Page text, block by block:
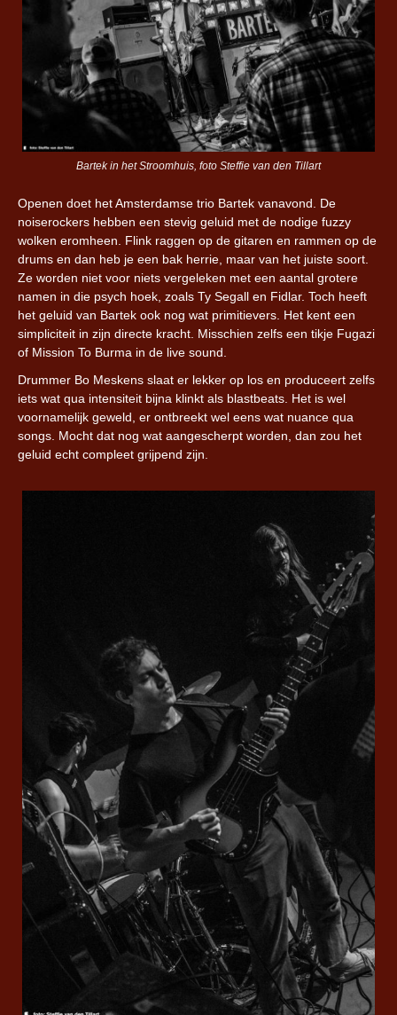
Bartek in het Stroomhuis, foto Steffie van den Tillart
Openen doet het Amsterdamse trio Bartek vanavond. De
noiserockers hebben een stevig geluid met de nodige fuzzy
wolken eromheen. Flink raggen op de gitaren en rammen op de
drums en dan heb je een bak herrie, maar van het juiste soort.
Ze worden niet voor niets vergeleken met een aantal grotere
namen in die psych hoek, zoals Ty Segall en Fidlar. Toch heeft
het geluid van Bartek ook nog wat primitievers. Het kent een
simpliciteit in zijn directe kracht. Misschien zelfs een tikje Fugazi
of Mission To Burma in de live sound.
Drummer Bo Meskens slaat er lekker op los en produceert zelfs
iets wat qua intensiteit bijna klinkt als blastbeats. Het is wel
voornamelijk geweld, er ontbreekt wel eens wat nuance qua
songs. Mocht dat nog wat aangescherpt worden, dan zou het
geluid echt compleet grijpend zijn.